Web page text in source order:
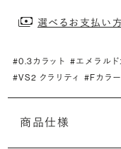
選べるお支払い
#0.3カラット #エメラルド
#VS2 クラリティ
#Fカラー
商品仕様